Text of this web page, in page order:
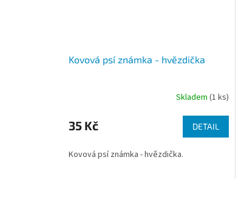
Kovová psí známka - hvězdička
Skladem (1 ks)
35 Kč DETAIL
Kovová psí známka - hvězdička.